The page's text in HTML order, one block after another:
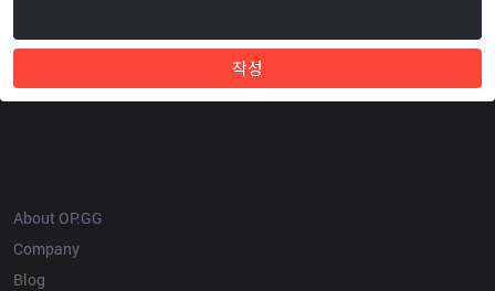
작성
About OP.GG
Company
Blog